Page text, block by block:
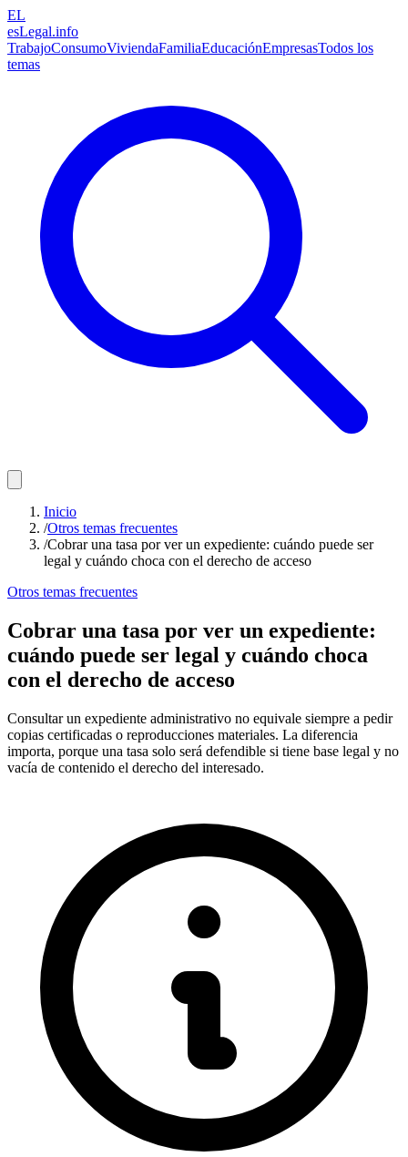
EL
esLegal.info
TrabajoConsumoViviendaFamiliaEducaciónEmpresasTodos los
temas
Inicio
/Otros temas frecuentes
/Cobrar una tasa por ver un expediente: cuándo puede ser
legal y cuándo choca con el derecho de acceso
Otros temas frecuentes
Cobrar una tasa por ver un expediente:
cuándo puede ser legal y cuándo choca
con el derecho de acceso
Consultar un expediente administrativo no equivale siempre a pedir
copias certificadas o reproducciones materiales. La diferencia
importa, porque una tasa solo será defendible si tiene base legal y no
vacía de contenido el derecho del interesado.